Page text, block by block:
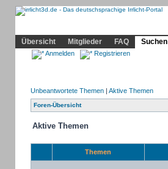
Übersicht
Mitglieder FAQ Suchen
Anmelden Registrieren
Unbeantwortete Themen| Aktive Themen
Foren-Übersicht
Aktive Themen
Themen